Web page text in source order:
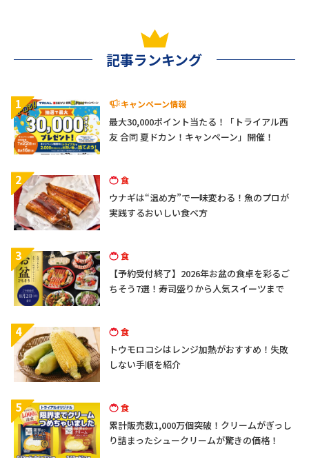
記事ランキング
1 キャンペーン情報
最大30,000ポイント当たる！「トライアル西
友 合同 夏ドカン！キャンペーン」開催！
2 食
ウナギは“温め方”で一味変わる！魚のプロが
実践するおいしい食べ方
3 食
【予約受付終了】2026年お盆の食卓を彩るご
ちそう7選！寿司盛りから人気スイーツまで
4 食
トウモロコシはレンジ加熱がおすすめ！失敗
しない手順を紹介
5 食
累計販売数1,000万個突破！クリームがぎっし
り詰まったシュークリームが驚きの価格！